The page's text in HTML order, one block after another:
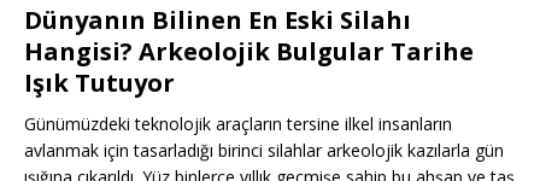
Dünyanın Bilinen En Eski Silahı
Hangisi? Arkeolojik Bulgular Tarihe
Işık Tutuyor
Günümüzdeki teknolojik araçların tersine ilkel insanların
avlanmak için tasarladığı birinci silahlar arkeolojik kazılarla gün
ışığına çıkarıldı. Yüz binlerce yıllık geçmişe sahip bu ahşap ve taş